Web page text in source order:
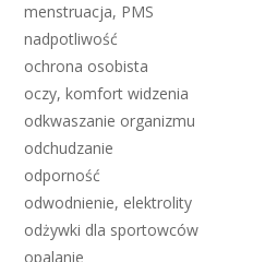
menstruacja, PMS
nadpotliwość
ochrona osobista
oczy, komfort widzenia
odkwaszanie organizmu
odchudzanie
odporność
odwodnienie, elektrolity
odżywki dla sportowców
opalanie